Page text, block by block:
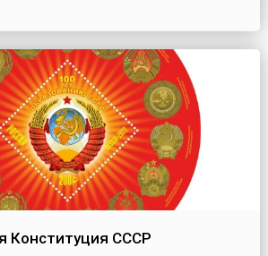
зарубежь...
Конституция СССР